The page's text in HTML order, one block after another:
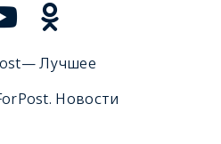
Лучшее
Новости